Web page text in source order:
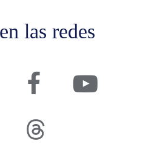
las redes